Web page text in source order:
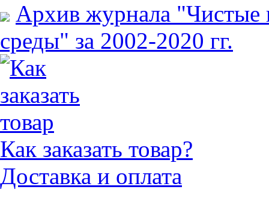
Архив журнала "Чистые
среды" за 2002-2020 гг.
Как заказать товар?
Доставка и оплата